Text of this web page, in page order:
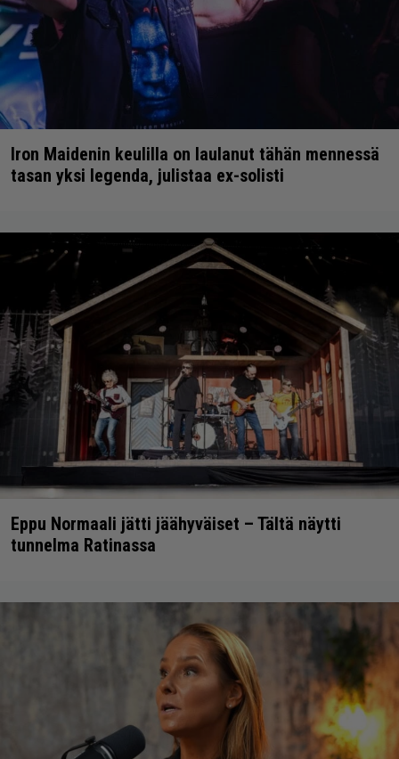
Iron Maidenin keulilla on laulanut tähän mennessä
tasan yksi legenda, julistaa ex-solisti
Eppu Normaali jätti jäähyväiset – Tältä näytti
tunnelma Ratinassa